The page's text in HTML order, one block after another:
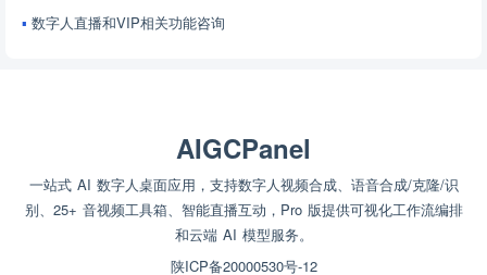
数字人直播和VIP相关功能咨询
AIGCPanel
一站式 AI 数字人桌面应用，支持数字人视频合成、语音合成/克隆/识
别、25+ 音视频工具箱、智能直播互动，Pro 版提供可视化工作流编排
和云端 AI 模型服务。
陕ICP备20000530号-12